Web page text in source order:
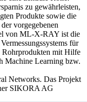
zu gewährleisten,
Produkte sowie die
vorgegebenen
von ML-X-RAY ist die
für
Rohrprodukten mit Hilfe
Machine Learning bzw.
Networks. Das Projekt
SIKORA AG